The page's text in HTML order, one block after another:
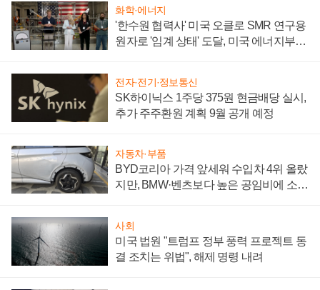
화학·에너지
'한수원 협력사' 미국 오클로 SMR 연구용
원자로 '임계 상태' 도달, 미국 에너지부
전자·전기·정보통신
SK하이닉스 1주당 375원 현금배당 실시,
추가 주주환원 계획 9월 공개 예정
자동차·부품
BYD코리아 가격 앞세워 수입차 4위 올랐
지만, BMW·벤츠보다 높은 공임비에 소비
사회
미국 법원 "트럼프 정부 풍력 프로젝트 동
결 조치는 위법", 해제 명령 내려